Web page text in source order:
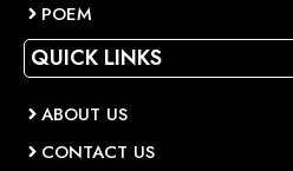
POEM
QUICK LINKS
ABOUT US
CONTACT US